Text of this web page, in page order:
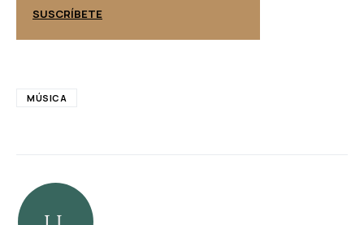
SUSCRÍBETE
MÚSICA